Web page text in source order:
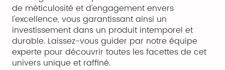
de méticulosité et d'engagement envers
l'excellence, vous garantissant ainsi un
investissement dans un produit intemporel et
durable. Laissez-vous guider par notre équipe
experte pour découvrir toutes les facettes de cet
univers unique et raffiné.